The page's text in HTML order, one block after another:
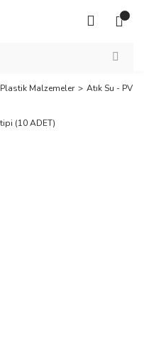
Plastik Malzemeler Atık Su - PVC